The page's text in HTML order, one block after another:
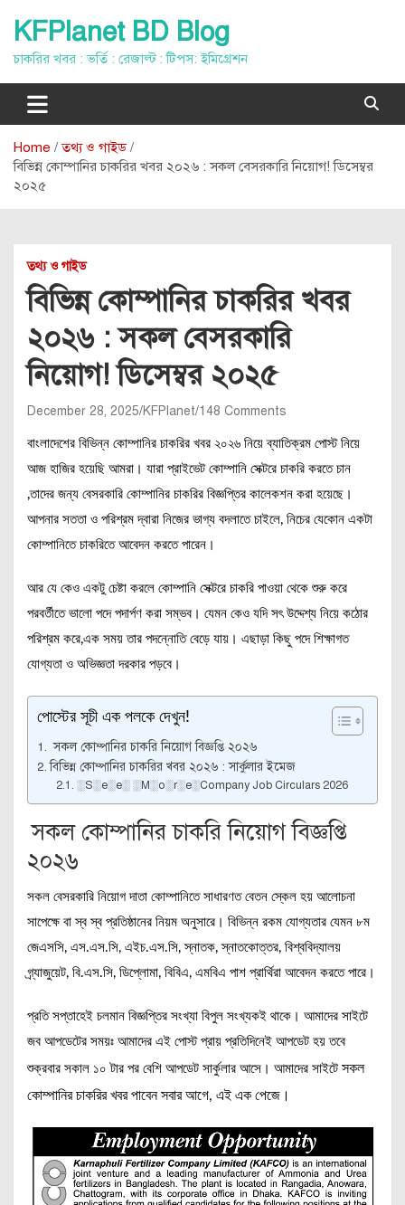
content
KFPlanet BD Blog
চাকরির খবর : ভর্তি : রেজাল্ট : টিপস: ইমিগ্রেশন
Home
তথ্য ও গাইড
বিভিন্ন কোম্পানির চাকরির খবর ২০২৬ : সকল বেসরকারি নিয়োগ! ডিসেম্বর
২০২৫
তথ্য ও গাইড
বিভিন্ন কোম্পানির চাকরির খবর
২০২৬ : সকল বেসরকারি
নিয়োগ! ডিসেম্বর ২০২৫
December 28, 2025 KFPlanet 148 Comments
বাংলাদেশের বিভিন্ন কোম্পানির চাকরির খবর ২০২৬ নিয়ে ব্যাতিক্রম পোস্ট নিয়ে
আজ হাজির হয়েছি আমরা। যারা প্রাইভেট কোম্পানি সেক্টরে চাকরি করতে চান
,তাদের জন্য বেসরকারি কোম্পানির চাকরির বিজ্ঞপ্তির কালেকশন করা হয়েছে।
আপনার সততা ও পরিশ্রম দ্বারা নিজের ভাগ্য বদলাতে চাইলে, নিচের যেকোন একটা
কোম্পানিতে চাকরিতে আবেদন করতে পারেন।
আর যে কেও একটু চেষ্টা করলে কোম্পানি সেক্টরে চাকরি পাওয়া থেকে শুরু করে
পরবর্তীতে ভালো পদে পদার্পণ করা সম্ভব। যেমন কেও যদি সৎ উদ্দেশ্য নিয়ে কঠোর
পরিশ্রম করে,এক সময় তার পদন্নোতি বেড়ে যায়। এছাড়া কিছু পদে শিক্ষাগত
যোগ্যতা ও অভিজ্ঞতা দরকার পড়বে।
পোস্টের সূচী এক পলকে দেখুন!
সকল কোম্পানির চাকরি নিয়োগ বিজ্ঞপ্তি ২০২৬
বিভিন্ন কোম্পানির চাকরির খবর ২০২৬ : সার্কুলার ইমেজ
░S░e░e░ ░M░o░r░e░Company Job Circulars 2026
সকল কোম্পানির চাকরি নিয়োগ বিজ্ঞপ্তি
২০২৬
সকল বেসরকারি নিয়োগ দাতা কোম্পানিতে সাধারণত বেতন স্কেল হয় আলোচনা
সাপেক্ষে বা স্ব স্ব প্রতিষ্ঠানের নিয়ম অনুসারে। বিভিন্ন রকম যোগ্যতার যেমন ৮ম
জেএসসি, এস.এস.সি, এইচ.এস.সি, স্নাতক, স্নাতকোত্তর, বিশ্ববিদ্যালয়
গ্র্যাজুয়েট, বি.এস.সি, ডিপ্লোমা, বিবিএ, এমবিএ পাশ প্রার্থিরা আবেদন করতে পারে।
প্রতি সপ্তাহেই চলমান বিজ্ঞপ্তির সংখ্যা বিপুল সংখ্যকই থাকে। আমাদের সাইটে
জব আপডেটের সময়ঃ আমাদের এই পোস্ট প্রায় প্রতিদিনেই আপডেট হয় তবে
শুক্রবার সকাল ১০ টার পর বেশি আপডেট সার্কুলার আসে। আমাদের সাইটে সকল
কোম্পানির চাকরির খবর পাবেন সবার আগে, এই এক পেজে।